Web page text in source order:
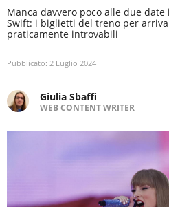
Manca davvero poco alle due
Swift: i biglietti del treno per
praticamente introvabili
Pubblicato: 2 Luglio 2024
Giulia Sbaffi
WEB CONTENT WRITER
Web content writer
viaggi, scrive da quando
natura, le piace tenersi